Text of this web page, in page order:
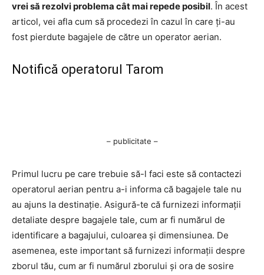
vrei să rezolvi problema cât mai repede posibil. În acest
articol, vei afla cum să procedezi în cazul în care ți-au
fost pierdute bagajele de către un operator aerian.
Notifică operatorul Tarom
– publicitate –
Primul lucru pe care trebuie să-l faci este să contactezi
operatorul aerian pentru a-i informa că bagajele tale nu
au ajuns la destinație. Asigură-te că furnizezi informații
detaliate despre bagajele tale, cum ar fi numărul de
identificare a bagajului, culoarea și dimensiunea. De
asemenea, este important să furnizezi informații despre
zborul tău, cum ar fi numărul zborului și ora de sosire